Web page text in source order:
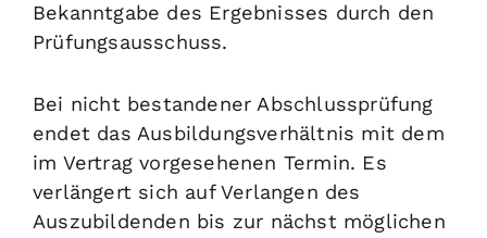
Bekanntgabe des Ergebnisses durch den
Prüfungsausschuss.
Bei nicht bestandener Abschlussprüfung
endet das Ausbildungsverhältnis mit dem
im Vertrag vorgesehenen Termin. Es
verlängert sich auf Verlangen des
Auszubildenden bis zur nächst möglichen